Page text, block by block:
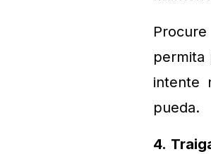
permita
intente
pueda.
4.